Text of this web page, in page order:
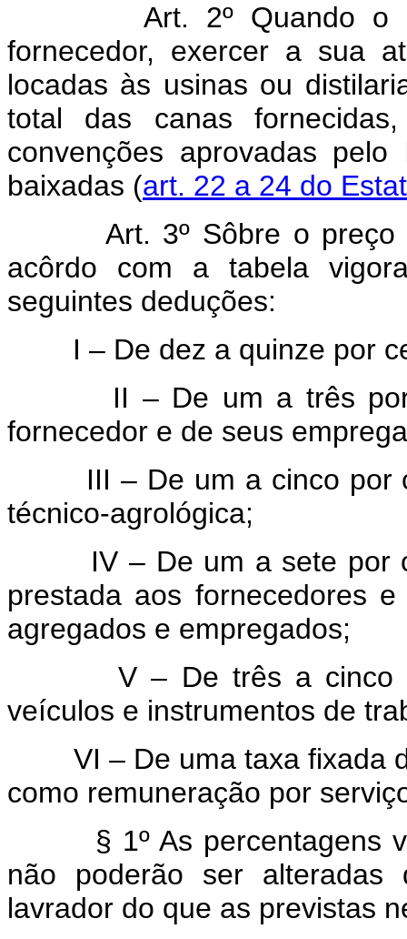
Art. 2º Quando o
fornecedor, exercer a sua
locadas às usinas ou
total das canas
convenções aprovadas
baixadas (art. 22 a 24 do
Art. 3º Sôbre o
acôrdo com a tabela
seguintes deduções:
I – De dez a quinze por
II – De um a três por
fornecedor e de seus
III – De um a cinco por
técnico-agrológica;
IV – De um a sete por
prestada aos fornecedores
agregados e empregados;
V – De três a cinco por
veículos e instrumentos de
VI – De uma taxa fixada
como remuneração por
§ 1º As percentagens
não poderão ser alteradas
lavrador do que as previstas